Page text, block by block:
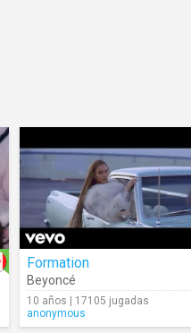
Formation
Beyoncé
10 años | 17105 jugadas
anonymous